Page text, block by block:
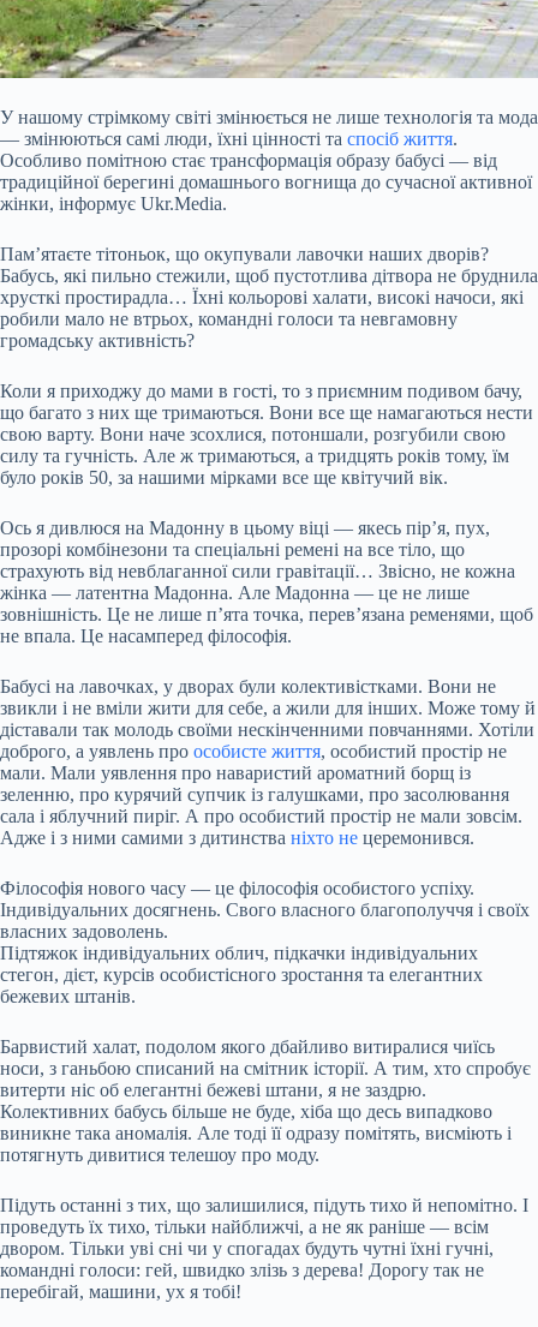
У нашому стрімкому світі змінюється не лише технологія та мода
— змінюються самі люди, їхні цінності та спосіб життя.
Особливо помітною стає трансформація образу бабусі — від
традиційної берегині домашнього вогнища до сучасної активної
жінки, інформує Ukr.Media.
Пам’ятаєте тітоньок, що окупували лавочки наших дворів?
Бабусь, які пильно стежили, щоб пустотлива дітвора не бруднила
хрусткі простирадла… Їхні кольорові халати, високі начоси, які
робили мало не втрьох, командні голоси та невгамовну
громадську активність?
Коли я приходжу до мами в гості, то з приємним подивом бачу,
що багато з них ще тримаються. Вони все ще намагаються нести
свою варту. Вони наче зсохлися, потоншали, розгубили свою
силу та гучність. Але ж тримаються, а тридцять років тому, їм
було років 50, за нашими мірками все ще квітучий вік.
Ось я дивлюся на Мадонну в цьому віці — якесь пір’я, пух,
прозорі комбінезони та спеціальні ремені на все тіло, що
страхують від невблаганної сили гравітації… Звісно, не кожна
жінка — латентна Мадонна. Але Мадонна — це не лише
зовнішність. Це не лише п’ята точка, перев’язана ременями, щоб
не впала. Це насамперед філософія.
Бабусі на лавочках, у дворах були колективістками. Вони не
звикли і не вміли жити для себе, а жили для інших. Може тому й
діставали так молодь своїми нескінченними повчаннями. Хотіли
доброго, а уявлень про особисте життя, особистий простір не
мали. Мали уявлення про наваристий ароматний борщ із
зеленню, про курячий супчик із галушками, про засолювання
сала і яблучний пиріг. А про особистий простір не мали зовсім.
Адже і з ними самими з дитинства ніхто не церемонився.
Філософія нового часу — це філософія особистого успіху.
Індивідуальних досягнень. Свого власного благополуччя і своїх
власних задоволень.
Підтяжок індивідуальних облич, підкачки індивідуальних
стегон, дієт, курсів особистісного зростання та елегантних
бежевих штанів.
Барвистий халат, подолом якого дбайливо витиралися чиїсь
носи, з ганьбою списаний на смітник історії. А тим, хто спробує
витерти ніс об елегантні бежеві штани, я не заздрю.
Колективних бабусь більше не буде, хіба що десь випадково
виникне така аномалія. Але тоді її одразу помітять, висміють і
потягнуть дивитися телешоу про моду.
Підуть останні з тих, що залишилися, підуть тихо й непомітно. І
проведуть їх тихо, тільки найближчі, а не як раніше — всім
двором. Тільки уві сні чи у спогадах будуть чутні їхні гучні,
командні голоси: гей, швидко злізь з дерева! Дорогу так не
перебігай, машини, ух я тобі!